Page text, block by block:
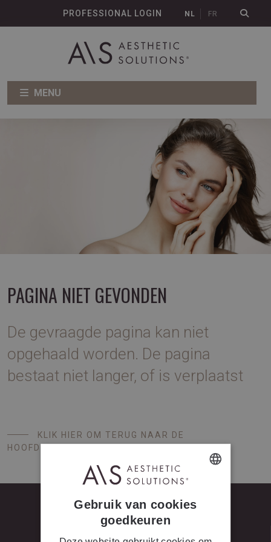
PROFESSIONAL LOGIN NL FR
MENU
PAGINA NIET GEVONDEN
De gevraagde pagina kan niet
opgehaald worden. De pagina
bestaat niet langer, of is verplaatst
KLIK HIER OM TERUG NAAR DE
HOOFDPAGINA TE GAAN
FRENCH
Gebruik van cookies
goedkeuren